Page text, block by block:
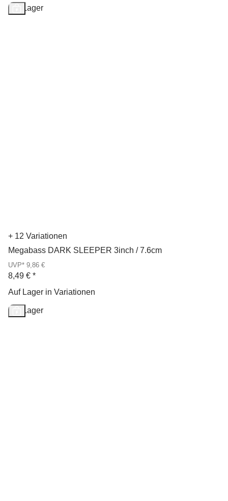
Auf Lager
+ 12 Variationen
Megabass DARK SLEEPER 3inch / 7.6cm
UVP* 9,86 €
8,49 € *
Auf Lager in Variationen
Auf Lager